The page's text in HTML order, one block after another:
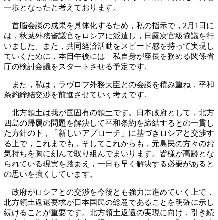
一歩となったと考えております。
首脳会談の成果を具体化するため，私の指示で，2月1日に
は，秋葉外務審議官をロシアに派遣し，日露次官級協議を行
いました。また，共同経済活動をスピード感を持って実現し
ていくために，本日午後には，私自身が座長を務める関係省
庁の検討会議をスタートさせる予定です。
また，私は，ラヴロフ外務大臣との会談を積み重ね，平和
条約締結交渉を前進させていく考えです。
北方領土は我が国固有の領土です。日本政府として，北方
四島の帰属の問題を解決して平和条約を締結するとの一貫し
た方針の下，「新しいアプローチ」に基づきロシアと交渉す
る上で，これまでも，そしてこれからも，元島民の方々のお
気持ちを胸に刻んで取り組んでまいります。皆様が高齢とな
られている現実を踏まえ，一日も早く解決する必要があると
の思いを強くしています。
政府がロシアとの交渉を今後とも強力に進めていく上で，
北方領土返還要求が日本国民の総意であることを明確に示し
続けることが重要です。北方領土返還の実現に向け，引き続